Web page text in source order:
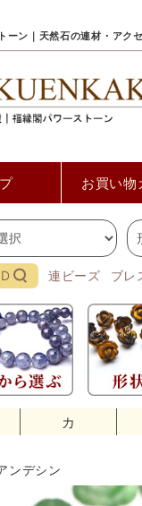
ーン｜天然石の連材・アク
お買い物
連ビーズ ブレ
カ
ンデシン